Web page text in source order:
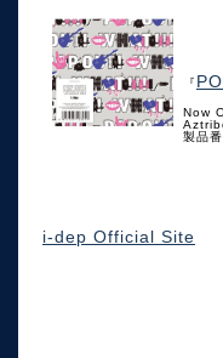
『
Now
製品
i-dep Official Site